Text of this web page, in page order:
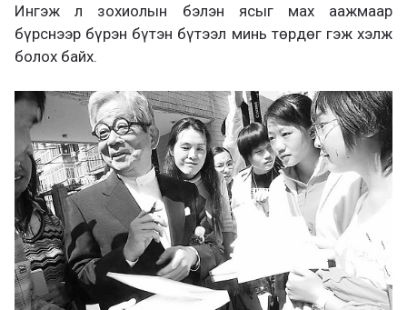
Ингэж л зохиолын бэлэн ясыг мах аажмаар
бүрснээр бүрэн бүтэн бүтээл минь төрдөг гэж хэлж
болох байх.